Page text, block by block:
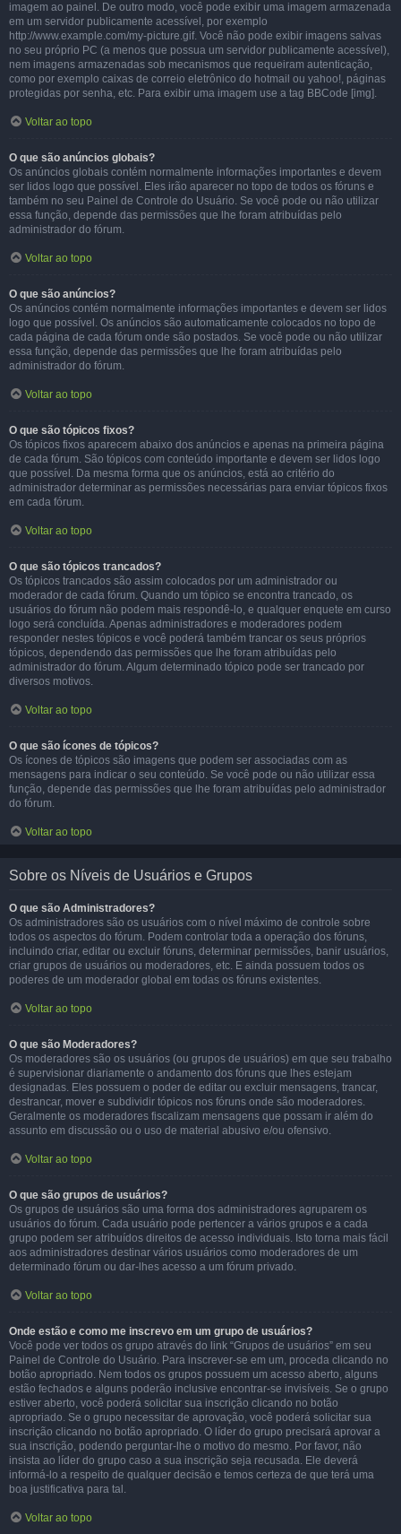
imagem ao painel. De outro modo, você pode exibir uma imagem armazenada
em um servidor publicamente acessível, por exemplo
http://www.example.com/my-picture.gif. Você não pode exibir imagens salvas
no seu próprio PC (a menos que possua um servidor publicamente acessível),
nem imagens armazenadas sob mecanismos que requeiram autenticação,
como por exemplo caixas de correio eletrônico do hotmail ou yahoo!, páginas
protegidas por senha, etc. Para exibir uma imagem use a tag BBCode [img].
Voltar ao topo
O que são anúncios globais?
Os anúncios globais contém normalmente informações importantes e devem
ser lidos logo que possível. Eles irão aparecer no topo de todos os fóruns e
também no seu Painel de Controle do Usuário. Se você pode ou não utilizar
essa função, depende das permissões que lhe foram atribuídas pelo
administrador do fórum.
Voltar ao topo
O que são anúncios?
Os anúncios contém normalmente informações importantes e devem ser lidos
logo que possível. Os anúncios são automaticamente colocados no topo de
cada página de cada fórum onde são postados. Se você pode ou não utilizar
essa função, depende das permissões que lhe foram atribuídas pelo
administrador do fórum.
Voltar ao topo
O que são tópicos fixos?
Os tópicos fixos aparecem abaixo dos anúncios e apenas na primeira página
de cada fórum. São tópicos com conteúdo importante e devem ser lidos logo
que possível. Da mesma forma que os anúncios, está ao critério do
administrador determinar as permissões necessárias para enviar tópicos fixos
em cada fórum.
Voltar ao topo
O que são tópicos trancados?
Os tópicos trancados são assim colocados por um administrador ou
moderador de cada fórum. Quando um tópico se encontra trancado, os
usuários do fórum não podem mais respondê-lo, e qualquer enquete em curso
logo será concluída. Apenas administradores e moderadores podem
responder nestes tópicos e você poderá também trancar os seus próprios
tópicos, dependendo das permissões que lhe foram atribuídas pelo
administrador do fórum. Algum determinado tópico pode ser trancado por
diversos motivos.
Voltar ao topo
O que são ícones de tópicos?
Os ícones de tópicos são imagens que podem ser associadas com as
mensagens para indicar o seu conteúdo. Se você pode ou não utilizar essa
função, depende das permissões que lhe foram atribuídas pelo administrador
do fórum.
Voltar ao topo
Sobre os Níveis de Usuários e Grupos
O que são Administradores?
Os administradores são os usuários com o nível máximo de controle sobre
todos os aspectos do fórum. Podem controlar toda a operação dos fóruns,
incluindo criar, editar ou excluir fóruns, determinar permissões, banir usuários,
criar grupos de usuários ou moderadores, etc. E ainda possuem todos os
poderes de um moderador global em todas os fóruns existentes.
Voltar ao topo
O que são Moderadores?
Os moderadores são os usuários (ou grupos de usuários) em que seu trabalho
é supervisionar diariamente o andamento dos fóruns que lhes estejam
designadas. Eles possuem o poder de editar ou excluir mensagens, trancar,
destrancar, mover e subdividir tópicos nos fóruns onde são moderadores.
Geralmente os moderadores fiscalizam mensagens que possam ir além do
assunto em discussão ou o uso de material abusivo e/ou ofensivo.
Voltar ao topo
O que são grupos de usuários?
Os grupos de usuários são uma forma dos administradores agruparem os
usuários do fórum. Cada usuário pode pertencer a vários grupos e a cada
grupo podem ser atribuídos direitos de acesso individuais. Isto torna mais fácil
aos administradores destinar vários usuários como moderadores de um
determinado fórum ou dar-lhes acesso a um fórum privado.
Voltar ao topo
Onde estão e como me inscrevo em um grupo de usuários?
Você pode ver todos os grupo através do link “Grupos de usuários” em seu
Painel de Controle do Usuário. Para inscrever-se em um, proceda clicando no
botão apropriado. Nem todos os grupos possuem um acesso aberto, alguns
estão fechados e alguns poderão inclusive encontrar-se invisíveis. Se o grupo
estiver aberto, você poderá solicitar sua inscrição clicando no botão
apropriado. Se o grupo necessitar de aprovação, você poderá solicitar sua
inscrição clicando no botão apropriado. O líder do grupo precisará aprovar a
sua inscrição, podendo perguntar-lhe o motivo do mesmo. Por favor, não
insista ao líder do grupo caso a sua inscrição seja recusada. Ele deverá
informá-lo a respeito de qualquer decisão e temos certeza de que terá uma
boa justificativa para tal.
Voltar ao topo